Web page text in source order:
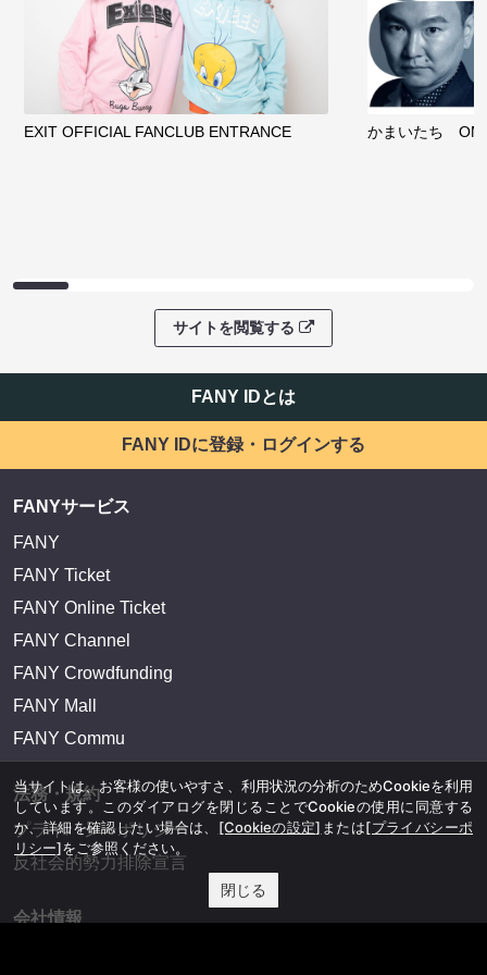
EXIT OFFICIAL FANCLUB ENTRANCE かまいたち
サイトを閲覧する
FANY IDとは
FANY IDに登録・ログインする
FANYサービス
FANY
FANY Ticket
FANY Online Ticket
FANY Channel
FANY Crowdfunding
FANY Mall
FANY Commu
法務・規約
プライバシーポリシー
反社会的勢力排除宣言
会社情報
当サイトは、お客様の使いやすさ、利用状況の分析のためCookieを利用
しています。このダイアログを閉じることでCookieの使用に同意する
か、詳細を確認したい場合は、 [Cookieの設定] または[プライバシーポ
リシー]をご参照ください。
閉じる